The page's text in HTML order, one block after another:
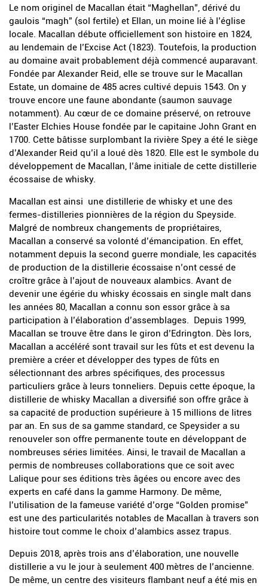
Le nom originel de Macallan était “Maghellan”, dérivé du
gaulois “magh” (sol fertile) et Ellan, un moine lié à l’église
locale. Macallan débute officiellement son histoire en 1824,
au lendemain de l’Excise Act (1823). Toutefois, la production
au domaine avait probablement déjà commencé auparavant.
Fondée par Alexander Reid, elle se trouve sur le Macallan
Estate, un domaine de 485 acres cultivé depuis 1543. On y
trouve encore une faune abondante (saumon sauvage
notamment). Au cœur de ce domaine préservé, on retrouve
l’Easter Elchies House fondée par le capitaine John Grant en
1700. Cette bâtisse surplombant la rivière Spey a été le siège
d’Alexander Reid qu’il a loué dès 1820. Elle est le symbole du
développement de Macallan, l’âme initiale de cette distillerie
écossaise de whisky.
Macallan est ainsi une distillerie de whisky et une des
fermes-distilleries pionnières de la région du Speyside.
Malgré de nombreux changements de propriétaires,
Macallan a conservé sa volonté d’émancipation. En effet,
notamment depuis la second guerre mondiale, les capacités
de production de la distillerie écossaise n’ont cessé de
croître grâce à l’ajout de nouveaux alambics. Avant de
devenir une égérie du whisky écossais en single malt dans
les années 80, Macallan a connu son essor grâce à sa
participation à l’élaboration d’assemblages. Depuis 1999,
Macallan se trouve être dans le giron d’Edrington. Dès lors,
Macallan a accéléré sont travail sur les fûts et est devenu la
première a créer et développer des types de fûts en
sélectionnant des arbres spécifiques, des processus
particuliers grâce à leurs tonneliers. Depuis cette époque, la
distillerie de whisky Macallan a diversifié son offre grâce à
sa capacité de production supérieure à 15 millions de litres
par an. En sus de sa gamme standard, ce Speysider a su
renouveler son offre permanente toute en développant de
nombreuses séries limitées. Ainsi, le travail de Macallan a
permis de nombreuses collaborations que ce soit avec
Lalique pour ses éditions très âgées ou encore avec des
experts en café dans la gamme Harmony. De même,
l’utilisation de la fameuse variété d’orge “Golden promise”
est une des particularités notables de Macallan à travers son
histoire tout comme le choix d’alambics assez trapus.
Depuis 2018, après trois ans d’élaboration, une nouvelle
distillerie a vu le jour à seulement 400 mètres de l’ancienne.
De même, un centre des visiteurs flambant neuf a été mis en